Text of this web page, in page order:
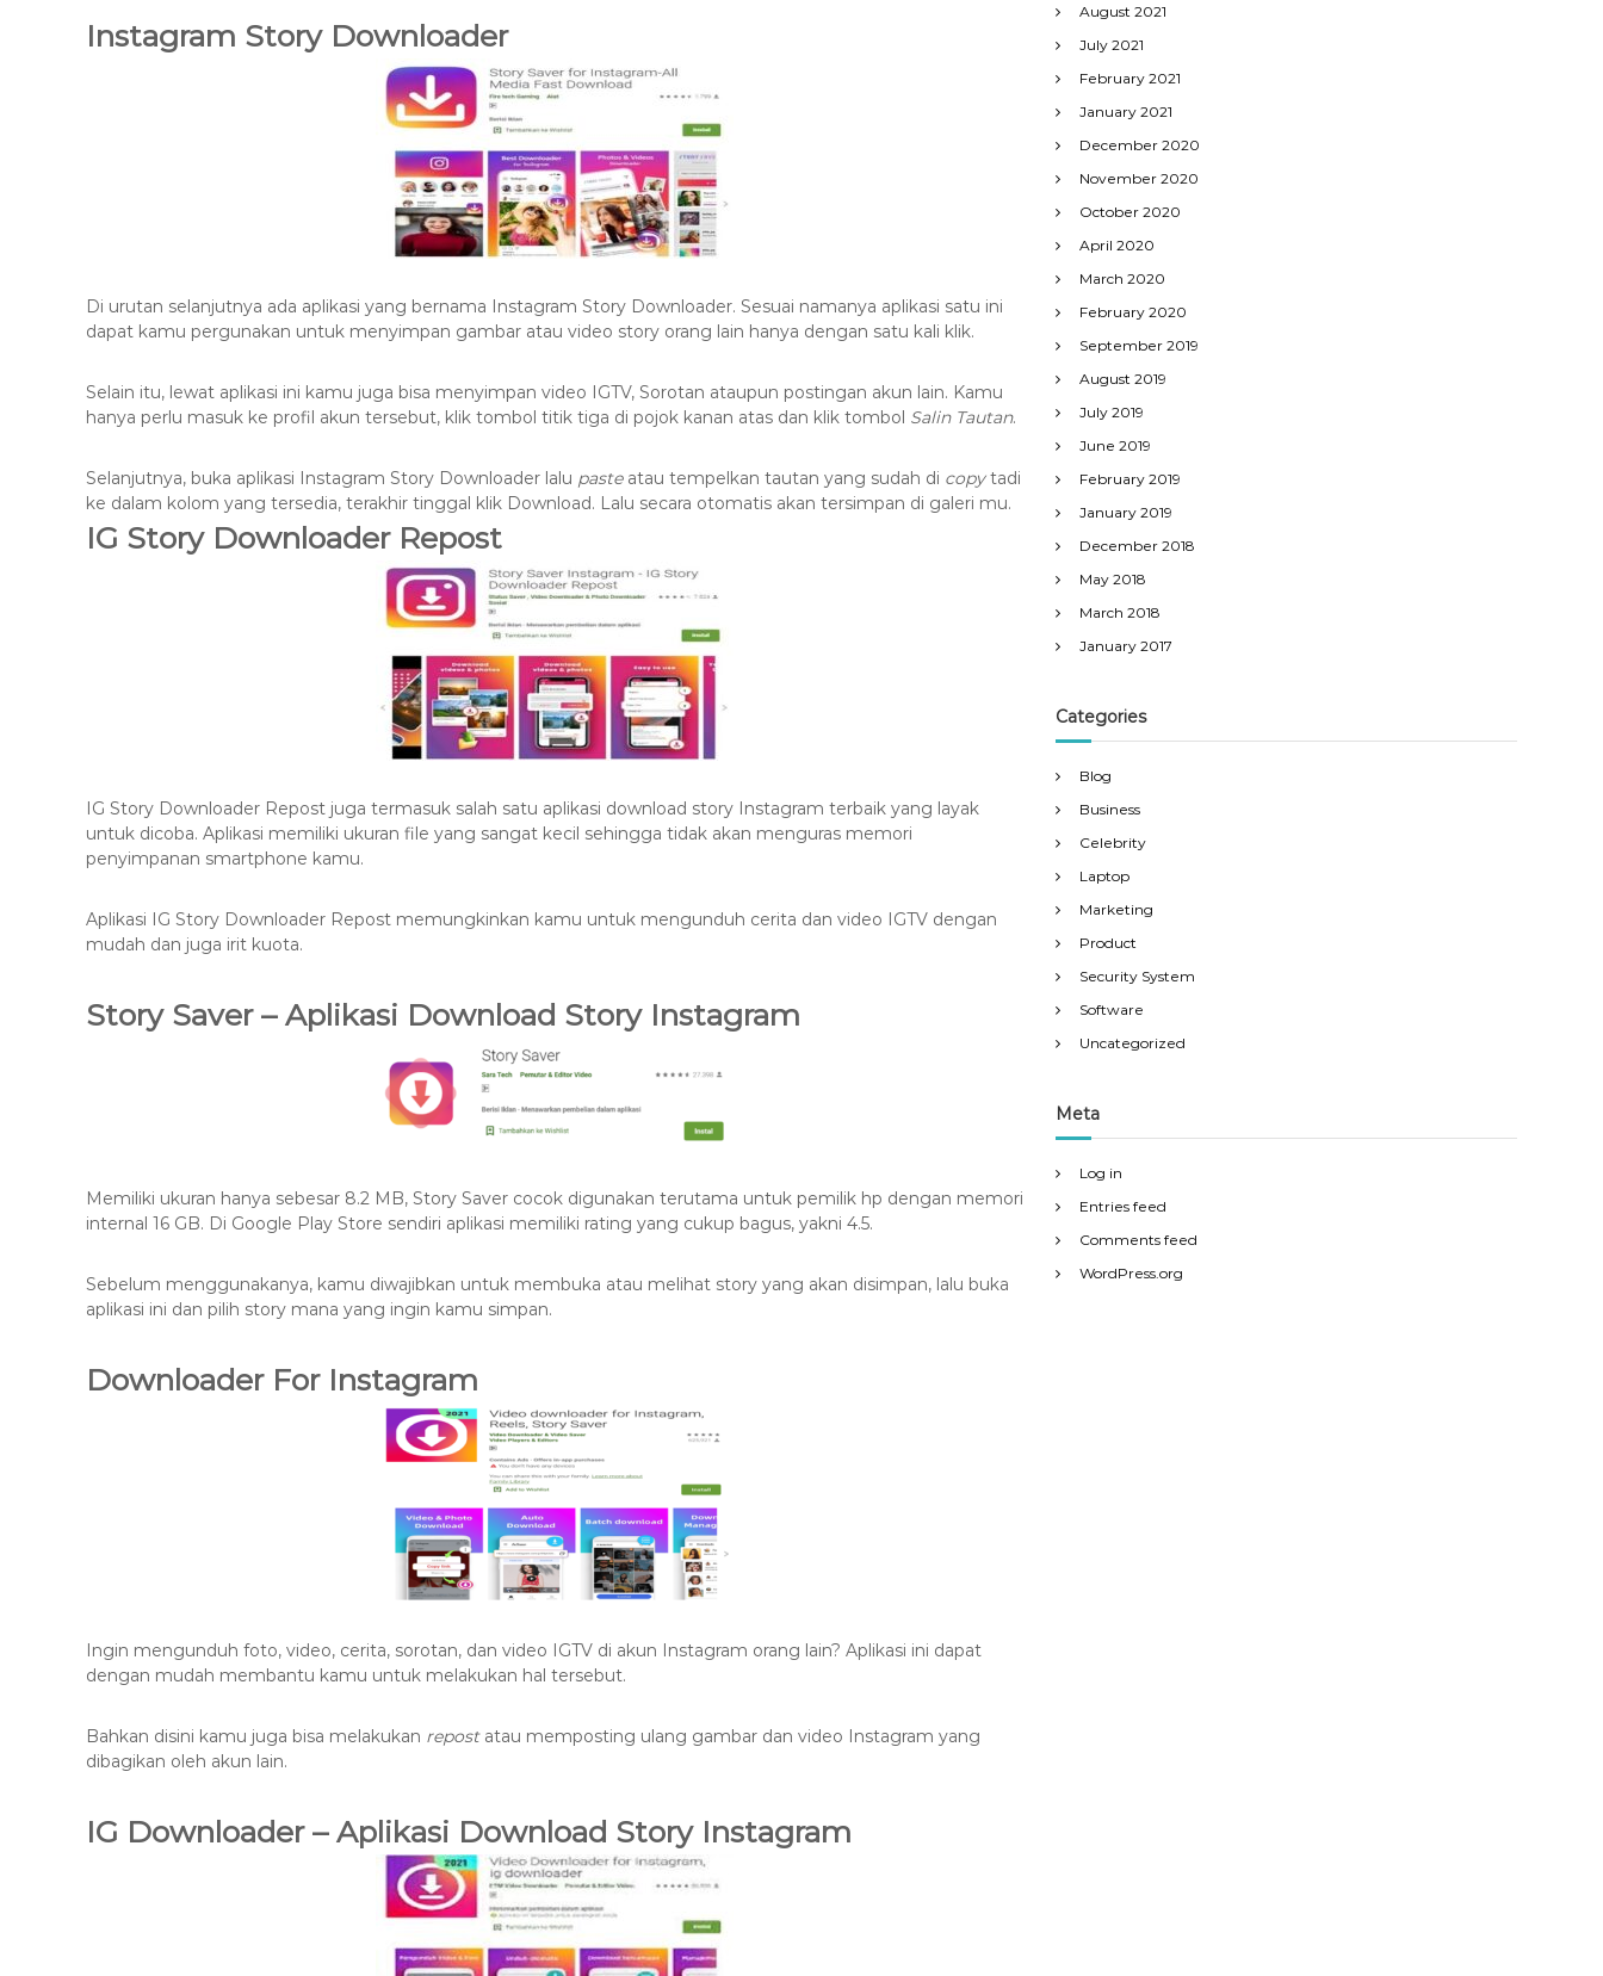
Instagram Story Downloader
Di urutan selanjutnya ada aplikasi yang bernama Instagram Story Downloader. Sesuai namanya aplikasi satu ini
dapat kamu pergunakan untuk menyimpan gambar atau video story orang lain hanya dengan satu kali klik.
Selain itu, lewat aplikasi ini kamu juga bisa menyimpan video IGTV, Sorotan ataupun postingan akun lain. Kamu
hanya perlu masuk ke profil akun tersebut, klik tombol titik tiga di pojok kanan atas dan klik tombol Salin Tautan.
Selanjutnya, buka aplikasi Instagram Story Downloader lalu pasteatau tempelkan tautan yang sudah di copytadi
ke dalam kolom yang tersedia, terakhir tinggal klik Download. Lalu secara otomatis akan tersimpan di galeri mu.
IG Story Downloader Repost
IG Story Downloader Repost juga termasuk salah satu aplikasi download story Instagram terbaik yang layak
untuk dicoba. Aplikasi memiliki ukuran file yang sangat kecil sehingga tidak akan menguras memori
penyimpanan smartphone kamu.
Aplikasi IG Story Downloader Repost memungkinkan kamu untuk mengunduh cerita dan video IGTV dengan
mudah dan juga irit kuota.
Story Saver – Aplikasi Download Story Instagram
Memiliki ukuran hanya sebesar 8.2 MB, Story Saver cocok digunakan terutama untuk pemilik hp dengan memori
internal 16 GB. Di Google Play Store sendiri aplikasi memiliki rating yang cukup bagus, yakni 4.5.
Sebelum menggunakanya, kamu diwajibkan untuk membuka atau melihat story yang akan disimpan, lalu buka
aplikasi ini dan pilih story mana yang ingin kamu simpan.
Downloader For Instagram
Ingin mengunduh foto, video, cerita, sorotan, dan video IGTV di akun Instagram orang lain? Aplikasi ini dapat
dengan mudah membantu kamu untuk melakukan hal tersebut.
Bahkan disini kamu juga bisa melakukan repostatau memposting ulang gambar dan video Instagram yang
dibagikan oleh akun lain.
IG Downloader – Aplikasi Download Story Instagram
August 2021
July 2021
February 2021
January 2021
December 2020
November 2020
October 2020
April 2020
March 2020
February 2020
September 2019
August 2019
July 2019
June 2019
February 2019
January 2019
December 2018
May 2018
March 2018
January 2017
Categories
Blog
Business
Celebrity
Laptop
Marketing
Product
Security System
Software
Uncategorized
Meta
Log in
Entries feed
Comments feed
WordPress.org